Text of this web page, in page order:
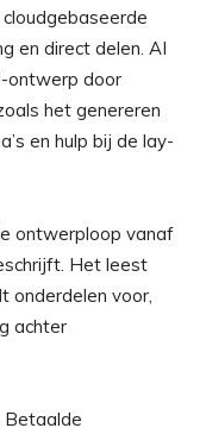
en direct delen. AI
ontwerp door
het genereren
en hulp bij de lay-
ontwerploop vanaf
Het leest
onderdelen voor,
achter
Betaalde